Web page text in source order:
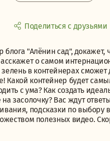
Поделиться с друзьями
"Алёнин сад", докажет,
о самом
в контейнерах
Какой контейнер будет
с ума? Как создать
засолочку? Вас ждут
подсказки по выбору
полезных видео.